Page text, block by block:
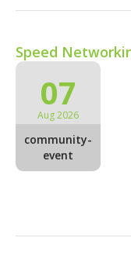
Speed
07
Aug 2026
community-
event